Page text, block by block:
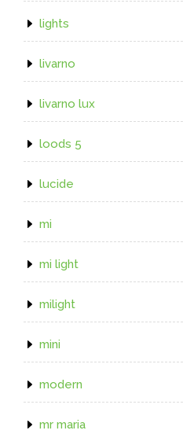
lights
livarno
livarno lux
loods 5
lucide
mi
mi light
milight
mini
modern
mr maria